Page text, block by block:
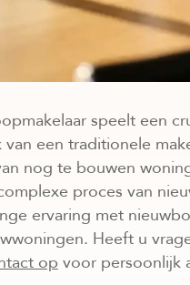
speelt een
van een traditionele
nog te bouwen
proces van
ervaring met
Heeft u
opvoor persoonlijk